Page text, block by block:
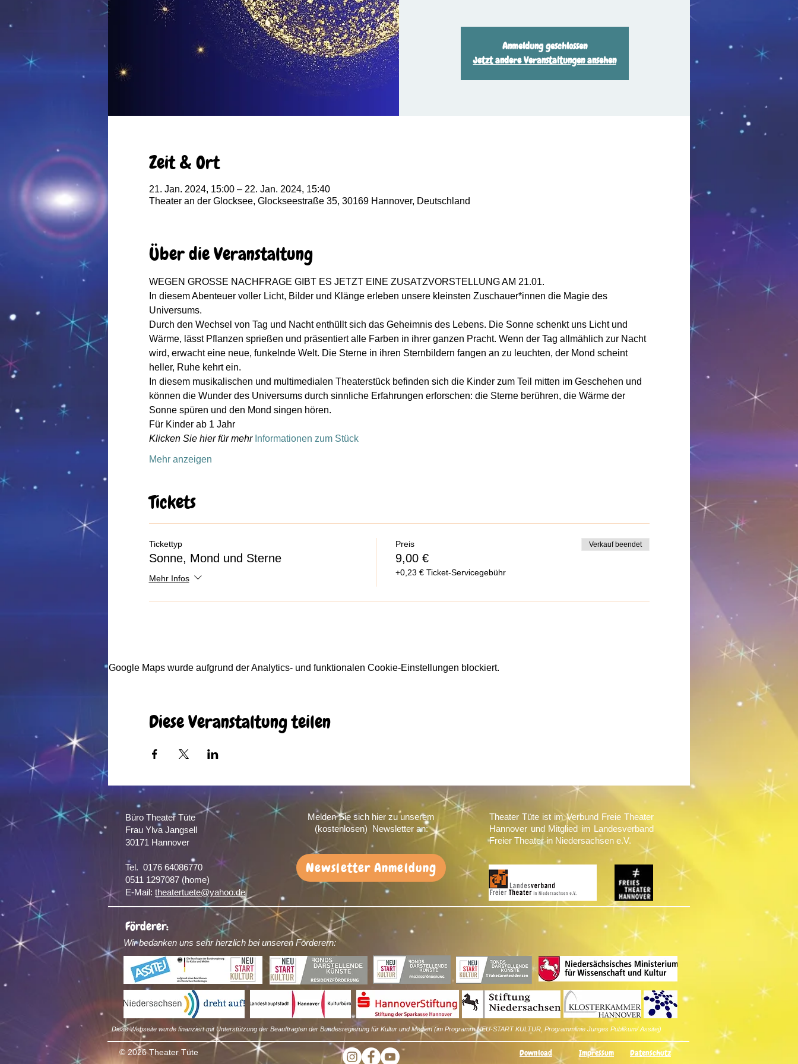
Anmeldung geschlossen
Jetzt andere Veranstaltungen ansehen
Zeit & Ort
21. Jan. 2024, 15:00 – 22. Jan. 2024, 15:40
Theater an der Glocksee, Glockseestraße 35, 30169 Hannover, Deutschland
Über die Veranstaltung
WEGEN GROSSE NACHFRAGE GIBT ES JETZT EINE ZUSATZVORSTELLUNG AM 21.01.
In diesem Abenteuer voller Licht, Bilder und Klänge erleben unsere kleinsten Zuschauer*innen die Magie des
Universums.
Durch den Wechsel von Tag und Nacht enthüllt sich das Geheimnis des Lebens. Die Sonne schenkt uns Licht und
Wärme, lässt Pflanzen sprießen und präsentiert alle Farben in ihrer ganzen Pracht. Wenn der Tag allmählich zur Nacht
wird, erwacht eine neue, funkelnde Welt. Die Sterne in ihren Sternbildern fangen an zu leuchten, der Mond scheint
heller, Ruhe kehrt ein.
In diesem musikalischen und multimedialen Theaterstück befinden sich die Kinder zum Teil mitten im Geschehen und
können die Wunder des Universums durch sinnliche Erfahrungen erforschen: die Sterne berühren, die Wärme der
Sonne spüren und den Mond singen hören.
Für Kinder ab 1 Jahr
Klicken Sie hier für mehr Informationen zum Stück
Mehr anzeigen
Tickets
Tickettyp
Sonne, Mond und Sterne
Mehr Infos
Preis
9,00 €
+0,23 € Ticket-Servicegebühr
Verkauf beendet
Google Maps wurde aufgrund der Analytics- und funktionalen Cookie-Einstellungen blockiert.
Diese Veranstaltung teilen
Newsletter Anmeldung
Förderer:
Wir bedanken uns sehr herzlich bei unseren Förderern:
Diese Webseite wurde finanziert mit Unterstützung der Beauftragten der Bundesregierung für Kultur und Medien (im Programm NEU-START KULTUR, Programmlinie Junges Publikum/ Assitej)
© 2026 Theater Tüte Download Impressum Datenschutz
Büro Theater Tüte
Frau Ylva Jangsell
30171 Hannover​
Tel. 0176 64086770
0511 1297087 (home)
E-Mail: theatertuete@yahoo.de
Melden Sie sich hier zu unserem
(kostenlosen) Newsletter an:
Theater Tüte ist im Verbund Freie Theater
Hannover und Mitglied im Landesverband
Freier Theater in Niedersachsen e.V.